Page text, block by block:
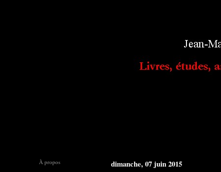
À propos dimanche, 07 juin 2015